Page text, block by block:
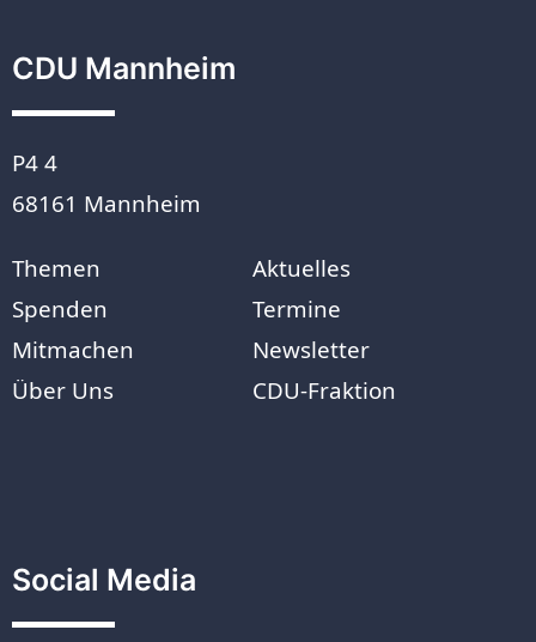
CDU Mannheim
P4 4
68161 Mannheim
Themen
Spenden
Mitmachen
Über Uns
Aktuelles
Termine
Newsletter
CDU-Fraktion
Social Media